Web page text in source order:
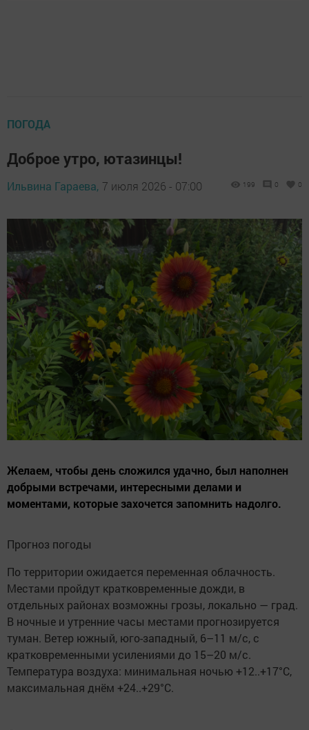
ПОГОДА
Доброе утро, ютазинцы!
Ильвина Гараева, 7 июля 2026 - 07:00 199 0 0
Желаем, чтобы день сложился удачно, был наполнен
добрыми встречами, интересными делами и
моментами, которые захочется запомнить надолго.
Прогноз погоды
По территории ожидается переменная облачность.
Местами пройдут кратковременные дожди, в
отдельных районах возможны грозы, локально — град.
В ночные и утренние часы местами прогнозируется
туман. Ветер южный, юго-западный, 6–11 м/с, с
кратковременными усилениями до 15–20 м/с.
Температура воздуха: минимальная ночью +12..+17°С,
максимальная днём +24..+29°С.